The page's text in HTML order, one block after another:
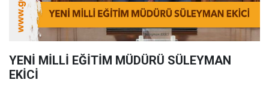
YENİ MİLLİ EĞİTİM MÜDÜRÜ SÜLEYMAN
EKİCİ